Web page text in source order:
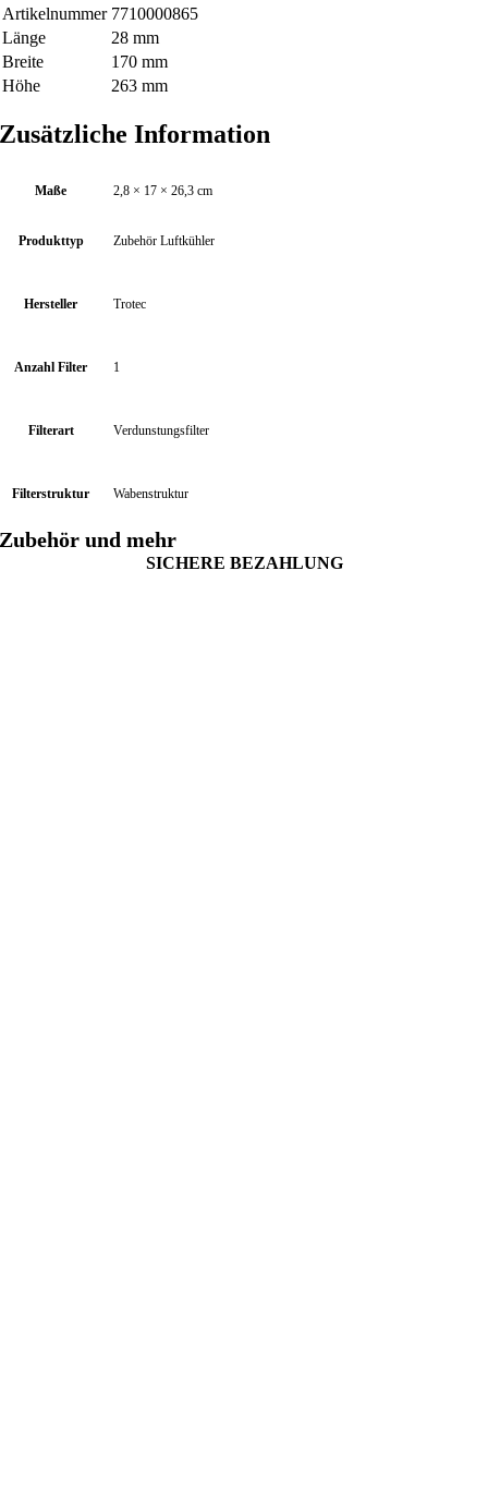
Artikelnummer 7710000865
Länge
28 mm
Breite
170 mm
Höhe
263 mm
Zusätzliche Information
Maße 2,8 × 17 × 26,3 cm
Produkttyp Zubehör Luftkühler
Hersteller Trotec
Anzahl Filter 1
Filterart Verdunstungsfilter
Filterstruktur Wabenstruktur
Zubehör und mehr
SICHERE BEZAHLUNG